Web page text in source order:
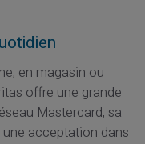
en magasin ou
offre une grande
Mastercard, sa
acceptation dans